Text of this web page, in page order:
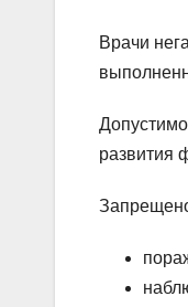
Врачи
развития